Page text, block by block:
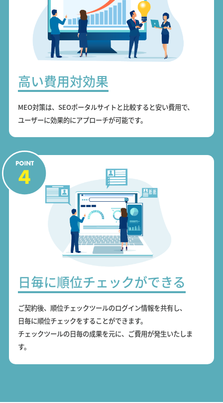
高い費用対効果
MEO対策は、SEOポータルサイトと比較すると安い費用で、
ユーザーに効果的にアプローチが可能です。
日毎に順位チェックができる
ご契約後、順位チェックツールのログイン情報を共有し、
日毎に順位チェックをすることができます。
チェックツールの日毎の成果を元に、ご費用が発生いたしま
す。